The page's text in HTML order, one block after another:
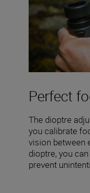
Perfect
The dioptre
you calibrate
vision between
dioptre, you
prevent